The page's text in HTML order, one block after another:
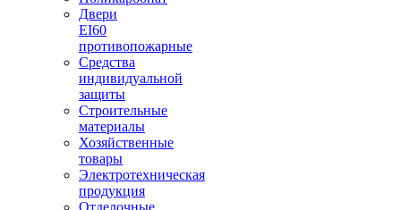
Двери
EI60
противопожарные
Средства
индивидуальной
защиты
Строительные
материалы
Хозяйственные
товары
Электротехническая
продукция